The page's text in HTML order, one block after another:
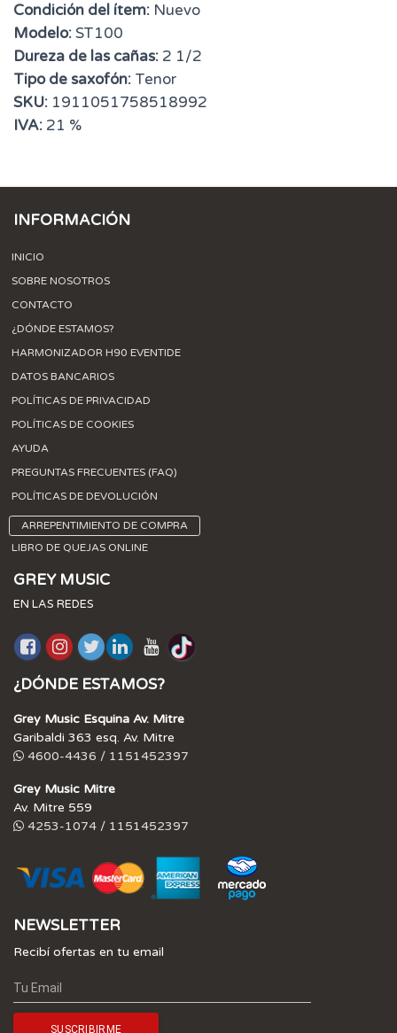
Condición del ítem: Nuevo
Modelo:ST100
Dureza de las cañas: 2 1/2
Tipo de saxofón: Tenor
SKU: 1911051758518992
IVA: 21 %
INFORMACIÓN
INICIO
SOBRE NOSOTROS
CONTACTO
¿DÓNDE ESTAMOS?
HARMONIZADOR H90 EVENTIDE
DATOS BANCARIOS
POLÍTICAS DE PRIVACIDAD
POLÍTICAS DE COOKIES
AYUDA
PREGUNTAS FRECUENTES (FAQ)
POLÍTICAS DE DEVOLUCIÓN
ARREPENTIMIENTO DE COMPRA
LIBRO DE QUEJAS ONLINE
GREY MUSIC
EN LAS REDES
¿DÓNDE ESTAMOS?
Grey Music Esquina Av. Mitre
Garibaldi 363 esq. Av. Mitre
4600-4436 / 1151452397
Grey Music Mitre
Av. Mitre 559
4253-1074 / 1151452397
NEWSLETTER
Recibí ofertas en tu email